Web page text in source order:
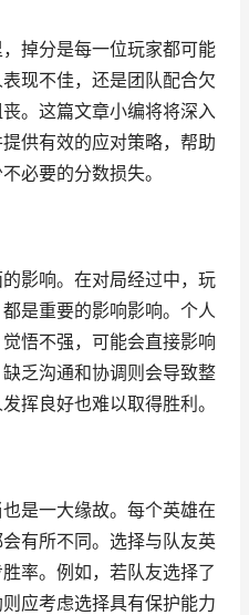
掉分是每一位玩家都可能
现不佳，还是团队配合欠
。这篇文章小编将将深入
供有效的应对策略，帮助
必要的分数损失。
影响。在对局经过中，玩
是重要的影响影响。个人
悟不强，可能会直接影响
乏沟通和协调则会导致整
挥良好也难以取得胜利。
是一大缘故。每个英雄在
有所不同。选择与队友英
率。例如，若队友选择了
应考虑选择具有保护能力